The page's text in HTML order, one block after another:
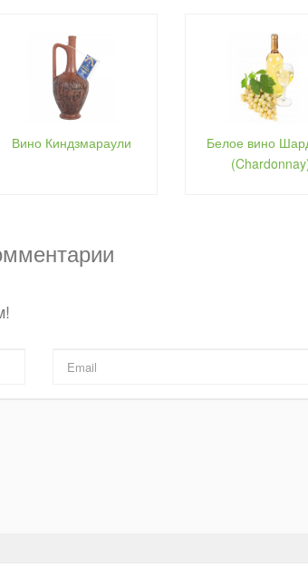
Вино Киндзмараули
Белое вино